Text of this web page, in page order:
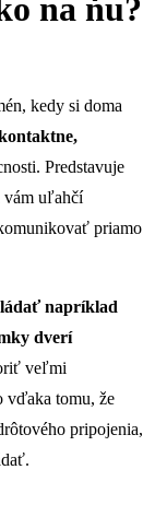
na ňu?
kedy si doma
Predstavuje
vám uľahčí
priamo
napríklad
dverí
veľmi
vďaka tomu, že
pripojenia,